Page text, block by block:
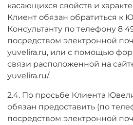
касающихся свойств и
Клиент обязан обратиться к
Консультанту по телефону 8
посредством электронной
yuvelira.ru, или с помощью
связи расположенной на
yuvelira.ru/.
2.4. По просьбе Клиента
обязан предоставить (по
посредством электронной